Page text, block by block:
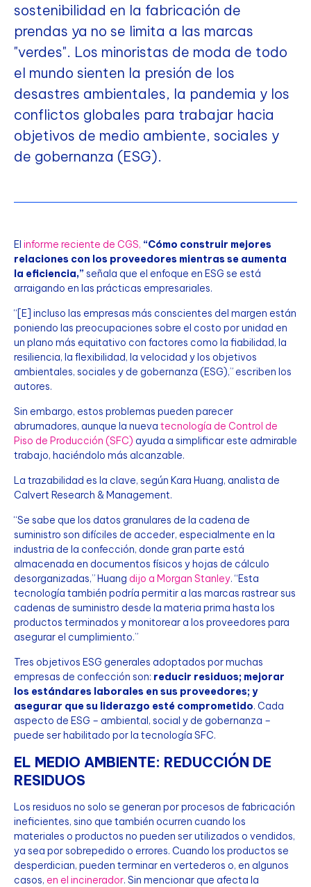
sostenibilidad en la fabricación de
prendas ya no se limita a las marcas
"verdes". Los minoristas de moda de todo
el mundo sienten la presión de los
desastres ambientales, la pandemia y los
conflictos globales para trabajar hacia
objetivos de medio ambiente, sociales y
de gobernanza (ESG).
El informe reciente de CGS, “Cómo construir mejores
relaciones con los proveedores mientras se aumenta
la eficiencia,” señala que el enfoque en ESG se está
arraigando en las prácticas empresariales.
“[E] incluso las empresas más conscientes del margen están
poniendo las preocupaciones sobre el costo por unidad en
un plano más equitativo con factores como la fiabilidad, la
resiliencia, la flexibilidad, la velocidad y los objetivos
ambientales, sociales y de gobernanza (ESG),” escriben los
autores.
Sin embargo, estos problemas pueden parecer
abrumadores, aunque la nueva tecnología de Control de
Piso de Producción (SFC) ayuda a simplificar este admirable
trabajo, haciéndolo más alcanzable.
La trazabilidad es la clave, según Kara Huang, analista de
Calvert Research & Management.
“Se sabe que los datos granulares de la cadena de
suministro son difíciles de acceder, especialmente en la
industria de la confección, donde gran parte está
almacenada en documentos físicos y hojas de cálculo
desorganizadas,” Huang dijo a Morgan Stanley. “Esta
tecnología también podría permitir a las marcas rastrear sus
cadenas de suministro desde la materia prima hasta los
productos terminados y monitorear a los proveedores para
asegurar el cumplimiento.”
Tres objetivos ESG generales adoptados por muchas
empresas de confección son: reducir residuos; mejorar
los estándares laborales en sus proveedores; y
asegurar que su liderazgo esté comprometido. Cada
aspecto de ESG – ambiental, social y de gobernanza –
puede ser habilitado por la tecnología SFC.
EL MEDIO AMBIENTE: REDUCCIÓN DE
RESIDUOS
Los residuos no solo se generan por procesos de fabricación
ineficientes, sino que también ocurren cuando los
materiales o productos no pueden ser utilizados o vendidos,
ya sea por sobrepedido o errores. Cuando los productos se
desperdician, pueden terminar en vertederos o, en algunos
casos, en el incinerador. Sin mencionar que afecta la